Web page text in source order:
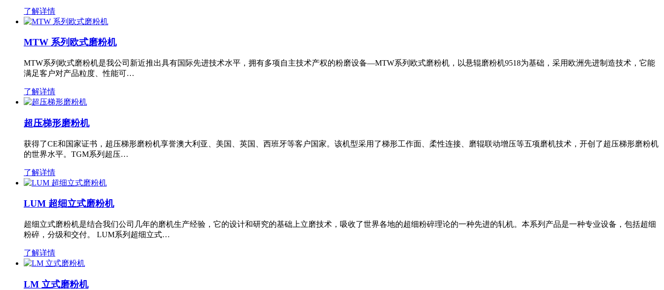
了解详情
MTW 系列欧式磨粉机
MTW系列欧式磨粉机是我公司新近推出具有国际先进技术水平，拥有多项自主技术产权的粉磨设备—MTW系列欧式磨粉机，以悬辊磨粉机9518为基础，采用欧洲先进制造技术，它能
满足客户对产品粒度、性能可…
了解详情
超压梯形磨粉机
获得了CE和国家证书，超压梯形磨粉机享誉澳大利亚、美国、英国、西班牙等客户国家。该机型采用了梯形工作面、柔性连接、磨辊联动增压等五项磨机技术，开创了超压梯形磨粉机
的世界水平。TGM系列超压…
了解详情
LUM 超细立式磨粉机
超细立式磨粉机是结合我们公司几年的磨机生产经验，它的设计和研究的基础上立磨技术，吸收了世界各地的超细粉碎理论的一种先进的轧机。本系列产品是一种专业设备，包括超细
粉碎，分级和交付。 LUM系列超细立式…
了解详情
LM 立式磨粉机